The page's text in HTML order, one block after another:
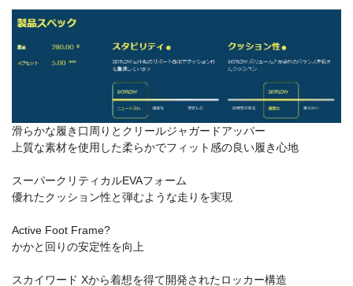
滑らかな履き口周りとクリールジャガードアッパー
上質な素材を使用した柔らかでフィット感の良い履き心地
スーパークリティカルEVAフォーム
優れたクッション性と弾むような走りを実現
Active Foot Frame?
かかと回りの安定性を向上
スカイワード Xから着想を得て開発されたロッカー構造